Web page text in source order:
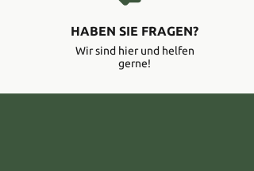
HABEN SIE FRAGEN?
Wir sind hier und helfen
gerne!